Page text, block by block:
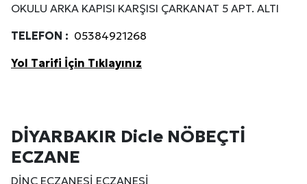
OKULU ARKA KAPISI KARŞISI ÇARKANAT 5 APT. ALTI
TELEFON : 05384921268
Yol Tarifi İçin Tıklayınız
DİYARBAKIR Dicle NÖBEÇTİ
ECZANE
DİNÇ ECZANESİ ECZANESİ